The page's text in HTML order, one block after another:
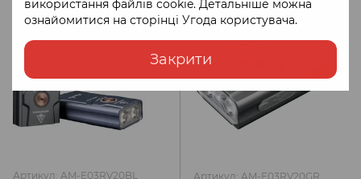
використання файлів cookie. Детальніше можна
ознайомитися на сторінці Угода користувача.
Закрити
Артикул: AM-E03RV20BL Артикул: AM-E03RV20GR